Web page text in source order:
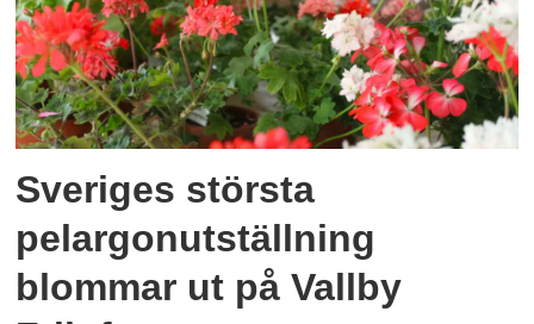
Sveriges största
pelargonutställning
blommar ut på Vallby